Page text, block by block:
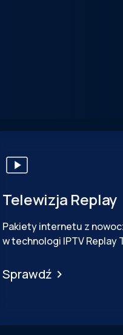
Telewizja Replay
Pakiety internetu z
w technologi IPTV Replay
Sprawdź